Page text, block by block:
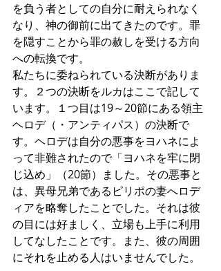
を負う者としての自分に耐えられなく
なり、神の御前に出てきたのです。罪
を隠すことから罪の赦しを受ける方向
への転換です。
私たちに委ねられている決断がありま
す。２つの決断をルカはここで記して
います。１つ目は19～20節にある領主
ヘロデ（・アンティパス）の決断で
す。ヘロデは自分の悪事をヨハネによ
って非難されたので「ヨハネを牢に閉
じ込め」（20節）ました。その悪事と
は、異母兄弟であるピリポの妻へロデ
ィアを略奪したことでした。それは彼
の目には好ましく、立場も上手に利用
してなしたことです。また、彼の周囲
にそれを止める人はいませんでした。